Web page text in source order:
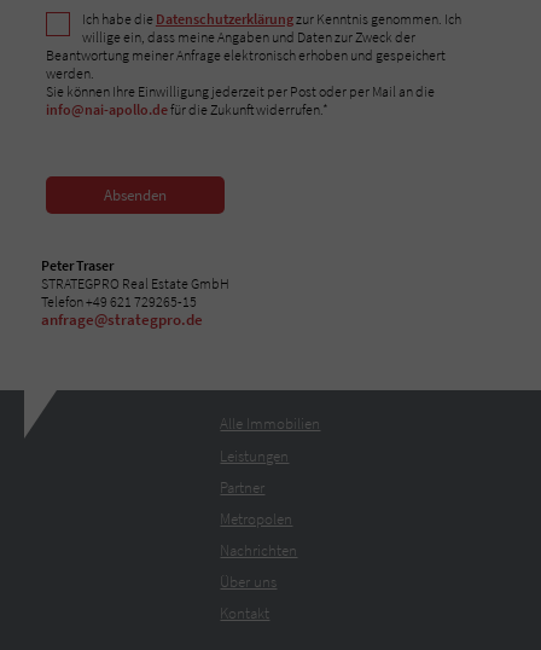
Ich habe die Datenschutzerklärungzur Kenntnis genommen. Ich
willige ein, dass meine Angaben und Daten zur Zweck der
Beantwortung meiner Anfrage elektronisch erhoben und gespeichert
werden.
Sie können Ihre Einwilligung jederzeit per Post oder per Mail an die
info@nai-apollo.defür die Zukunft widerrufen.*
Absenden
Peter Traser
STRATEGPRO Real Estate GmbH
Telefon +49 621 729265-15
anfrage@strategpro.de
Alle Immobilien
Leistungen
Partner
Metropolen
Nachrichten
Über uns
Kontakt